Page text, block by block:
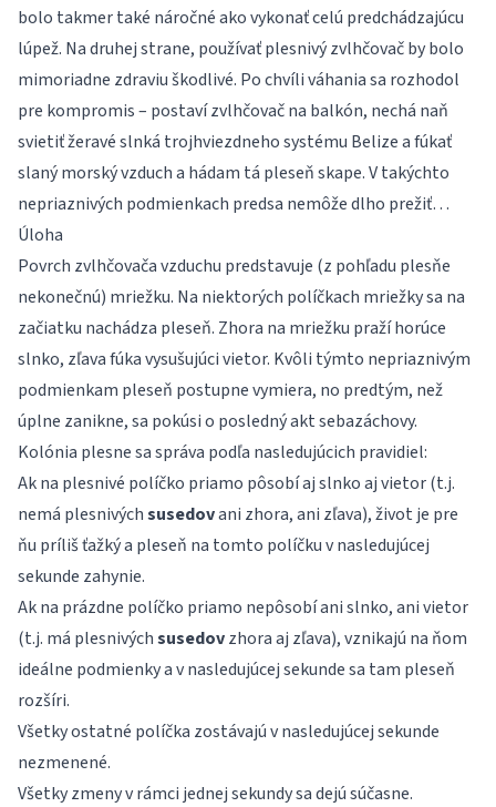
bolo takmer také náročné ako vykonať celú predchádzajúcu
lúpež. Na druhej strane, používať plesnivý zvlhčovač by bolo
mimoriadne zdraviu škodlivé. Po chvíli váhania sa rozhodol
pre kompromis – postaví zvlhčovač na balkón, nechá naň
svietiť žeravé slnká trojhviezdneho systému Belize a fúkať
slaný morský vzduch a hádam tá pleseň skape. V takýchto
nepriaznivých podmienkach predsa nemôže dlho prežiť…
Úloha
Povrch zvlhčovača vzduchu predstavuje (z pohľadu plesňe
nekonečnú) mriežku. Na niektorých políčkach mriežky sa na
začiatku nachádza pleseň. Zhora na mriežku praží horúce
slnko, zľava fúka vysušujúci vietor. Kvôli týmto nepriaznivým
podmienkam pleseň postupne vymiera, no predtým, než
úplne zanikne, sa pokúsi o posledný akt sebazáchovy.
Kolónia plesne sa správa podľa nasledujúcich pravidiel:
Ak na plesnivé políčko priamo pôsobí aj slnko aj vietor (t.j.
nemá plesnivýchsusedovani zhora, ani zľava), život je pre
ňu príliš ťažký a pleseň na tomto políčku v nasledujúcej
sekunde zahynie.
Ak na prázdne políčko priamo nepôsobí ani slnko, ani vietor
(t.j. má plesnivýchsusedovzhora aj zľava), vznikajú na ňom
ideálne podmienky a v nasledujúcej sekunde sa tam pleseň
rozšíri.
Všetky ostatné políčka zostávajú v nasledujúcej sekunde
nezmenené.
Všetky zmeny v rámci jednej sekundy sa dejú súčasne.